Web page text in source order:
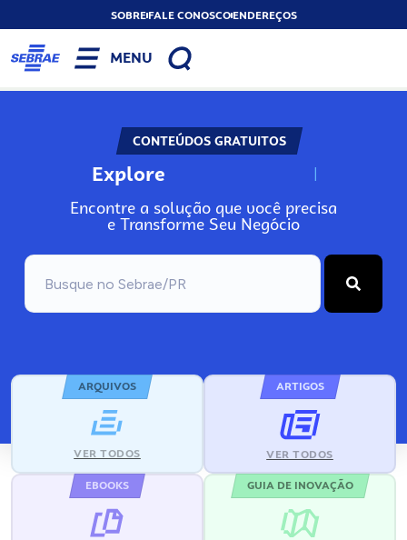
SOBREFALE CONOSCOENDEREÇOS
MENU
CONTEÚDOS GRATUITOS
Explore N
Encontre a solução que você precisa
e Transforme Seu Negócio
ARQUIVOS
VER TODOS
ARTIGOS
VER TODOS
EBOOKS GUIA DE INOVAÇÃO